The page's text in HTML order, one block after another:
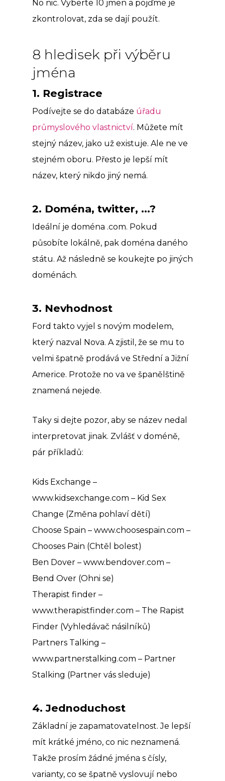
No nic. Vyberte 10 jmen a pojďme je
zkontrolovat, zda se dají použít.
8 hledisek při výběru
jména
1. Registrace
Podívejte se do databáze úřadu
průmyslového vlastnictví. Můžete mít
stejný název, jako už existuje. Ale ne ve
stejném oboru. Přesto je lepší mít
název, který nikdo jiný nemá.
2. Doména, twitter, …?
Ideální je doména .com. Pokud
působíte lokálně, pak doména daného
státu. Až následně se koukejte po jiných
doménách.
3. Nevhodnost
Ford takto vyjel s novým modelem,
který nazval Nova. A zjistil, že se mu to
velmi špatně prodává ve Střední a Jižní
Americe. Protože no va ve španělštině
znamená nejede.
Taky si dejte pozor, aby se název nedal
interpretovat jinak. Zvlášť v doméně,
pár příkladů:
Kids Exchange –
www.kidsexchange.com – Kid Sex
Change (Změna pohlaví dětí)
Choose Spain – www.choosespain.com –
Chooses Pain (Chtěl bolest)
Ben Dover – www.bendover.com –
Bend Over (Ohni se)
Therapist finder –
www.therapistfinder.com – The Rapist
Finder (Vyhledávač násilníků)
Partners Talking –
www.partnerstalking.com – Partner
Stalking (Partner vás sleduje)
4. Jednoduchost
Základní je zapamatovatelnost. Je lepší
mít krátké jméno, co nic neznamená.
Takže prosím žádné jména s čísly,
varianty, co se špatně vyslovují nebo